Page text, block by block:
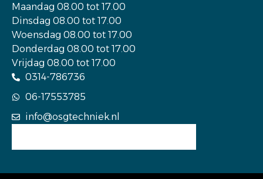
Maandag 08.00 tot 17.00
Dinsdag 08.00 tot 17.00
Woensdag 08.00 tot 17.00
Donderdag 08.00 tot 17.00
Vrijdag 08.00 tot 17.00
0314-786736
06-17553785
info@osgtechniek.nl